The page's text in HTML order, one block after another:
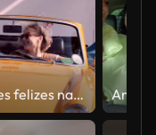
Mulheres felizes na viagem de carro conversível amarelo vintage